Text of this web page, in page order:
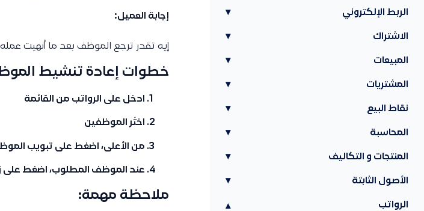
الربط الإلكتروني ▾
الاشتراك ▾
المبيعات ▾
المشتريات ▾
نقاط البيع ▾
المحاسبة ▾
المنتجات و التكاليف ▾
الأصول الثابتة ▾
الرواتب ▾
إجابة العميل:
إيه تقدر ترجع الموظف بعد ما أنهيت
خطوات إعادة تنشيط
ادخل على الرواتب من القائمة
اختَر الموظفين
من الأعلى، اضغط على تبويب
عند الموظف المطلوب، اضغط على
ملاحظة مهمة: